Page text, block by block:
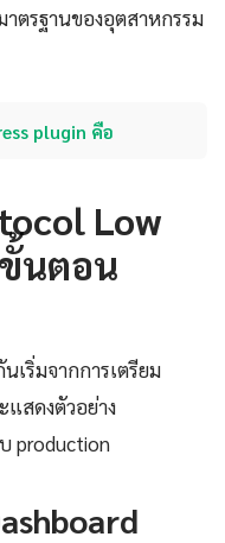
าตรฐานของอุตสาหกรรม
plugin คือ
Low
นตอน
เริ่มจากการเตรียม
สดงตัวอย่าง
production